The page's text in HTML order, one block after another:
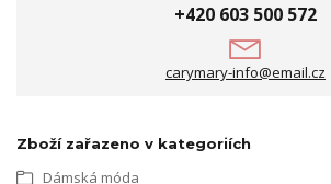
+420 603 500 572
carymary-info@email.cz
Zboží zařazeno v kategoriích
Dámská móda